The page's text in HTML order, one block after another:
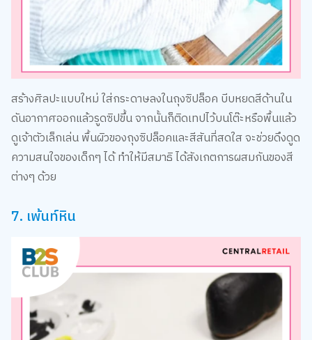
สร้างศิลปะแบบใหม่ ใส่กระดาษลงในถุงซิปล็อค บีบหยดสีด้านใน
ดันอากาศออกแล้วรูดซิปขึ้น จากนั้นก็ติดเทปไว้บนโต๊ะหรือพื้นแล้ว
ดูเจ้าตัวเล็กเล่น พื้นผิวของถุงซิปล็อคและสีสันที่สดใส จะช่วยดึงดูด
ความสนใจของเด็กๆ ได้ ทำให้มีสมาธิ ได้สังเกตการผสมกันของสี
ต่างๆ ด้วย